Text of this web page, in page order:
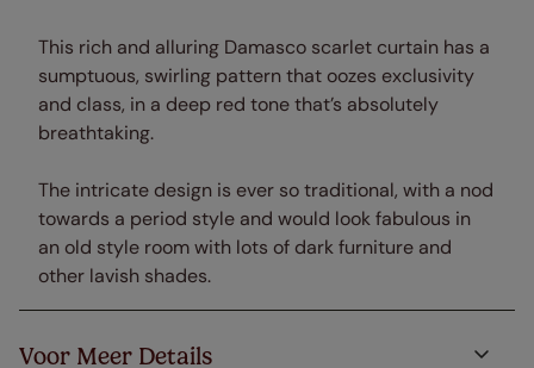
This rich and alluring Damasco scarlet curtain has a
sumptuous, swirling pattern that oozes exclusivity
and class, in a deep red tone that’s absolutely
breathtaking.
The intricate design is ever so traditional, with a nod
towards a period style and would look fabulous in
an old style room with lots of dark furniture and
other lavish shades.
Voor Meer Details